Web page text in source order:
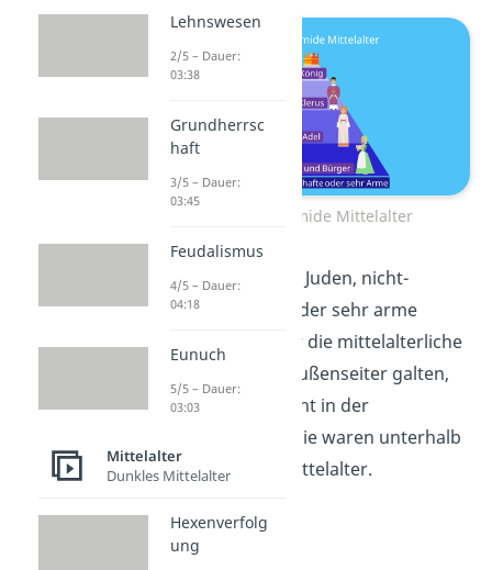
Ständepyramide Mittelalter
Randgruppen wie Juden, nicht-
sesshafte Leute oder sehr arme
Menschen, die für die mittelalterliche
Gesellschaft als Außenseiter galten,
befanden sich nicht in der
Ständeordnung. Sie waren unterhalb
aller Stände im Mittelalter.
Lehnswesen
2/5 – Dauer:
03:38
Grundherrsc
haft
3/5 – Dauer:
03:45
Feudalismus
4/5 – Dauer:
04:18
Eunuch
5/5 – Dauer:
03:03
Mittelalter
Dunkles Mittelalter
Hexenverfolg
ung